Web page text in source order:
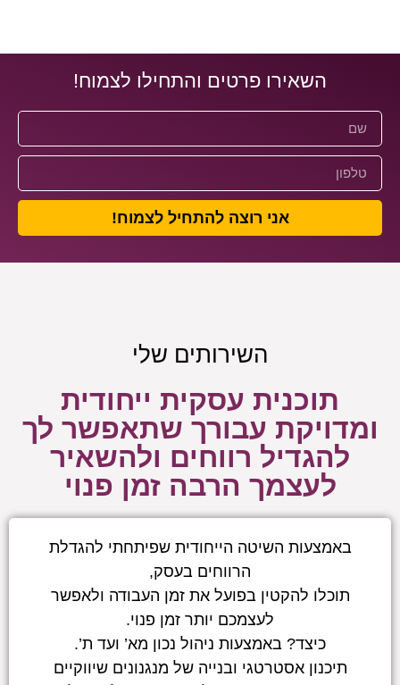
השאירו פרטים והתחילו לצמוח!
אני רוצה להתחיל לצמוח!
השירותים שלי
תוכנית עסקית ייחודית
ומדויקת עבורך שתאפשר לך
להגדיל רווחים ולהשאיר
לעצמך הרבה זמן פנוי
באמצעות השיטה הייחודית שפיתחתי להגדלת
הרווחים בעסק,
תוכלו להקטין בפועל את זמן העבודה ולאפשר
לעצמכם יותר זמן פנוי.
כיצד? באמצעות ניהול נכון מא’ ועד ת’.
תיכנון אסטרטגי ובנייה של מנגנונים שיווקיים